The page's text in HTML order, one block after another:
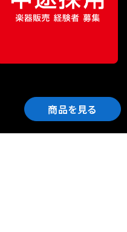
商品を見る